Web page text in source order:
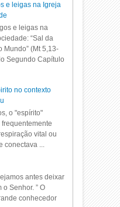
e leigas na Igreja
e leigas na
“Sal da
Mundo” (Mt 5,13-
Segundo Capítulo
no contexto
o "espírito"
vital ou
conectava ...
antes deixar
Senhor. ” O
conhecedor